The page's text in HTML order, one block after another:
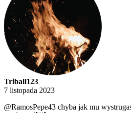
Triball123
7 listopada 2023
@RamosPepe43 chyba jak mu